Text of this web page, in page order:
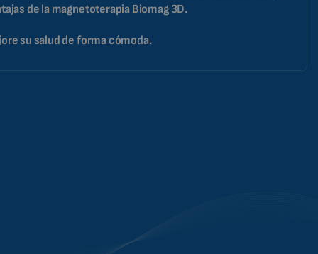
de la magnetoterapia Biomag 3D.
su salud de forma cómoda.
ROMANIAN